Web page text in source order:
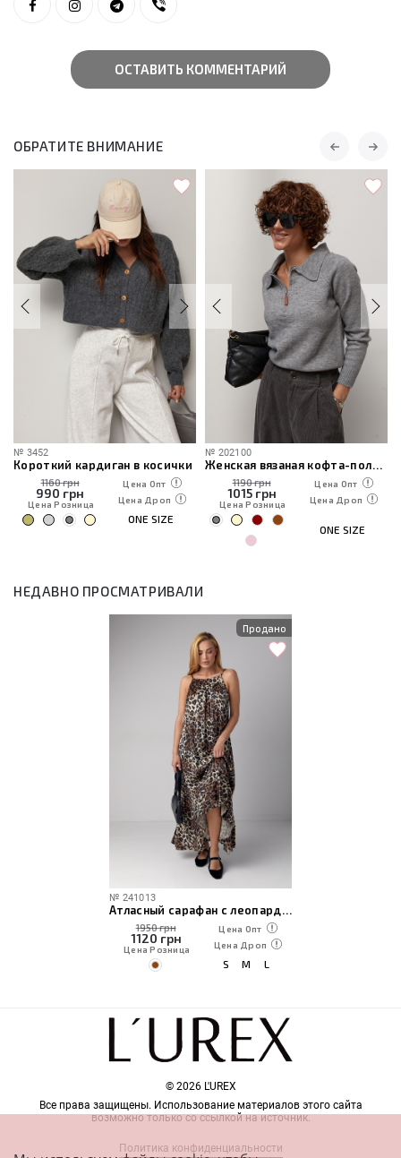
ОСТАВИТЬ КОММЕНТАРИЙ
ОБРАТИТЕ ВНИМАНИЕ
№ 3452
Короткий кардиган в косички
1160 грн
990 грн
Цена Розница
Цена Опт
Цена Дроп
ONE SIZE
№ 202100
Женская вязаная кофта-поло на молнии
1190 грн
1015грн
Цена Розница
Цена Опт
Цена Дроп
ONE SIZE
НЕДАВНО ПРОСМАТРИВАЛИ
Продано
№ 241013
Атласный сарафан с леопардовым принтом
1950 грн
1120 грн
Цена Розница
Цена Опт
Цена Дроп
S M L
© 2026 L'UREX
Все права защищены. Использование материалов этого сайта
возможно только со ссылкой на источник.
Политика конфиденциальности